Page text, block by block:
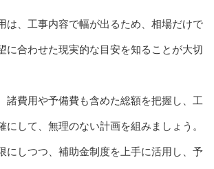
は、工事内容で幅が出るため、相場だけで
に合わせた現実的な目安を知ることが大切
諸費用や予備費も含めた総額を把握し、工
にして、無理のない計画を組みましょう。
にしつつ、補助金制度を上手に活用し、予